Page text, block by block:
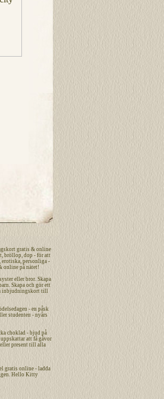
gratis& online
, bröllop, dop - för att
erotiska, personliga-
online på nätet!
systereller bror. Skapa
. Skapa och gör ett
inbjudningskort till
- en påsk
studenten - nyårs
choklad - bjud på
att få gåvor
eller present till alla
gratis online - ladda
Hello Kitty